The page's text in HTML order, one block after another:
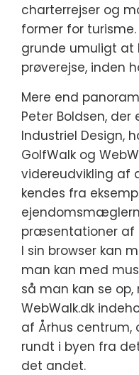
charterrejser og
former for
grunde umuligt at
prøverejse, inden
Mere end
Peter Boldsen, der
Industriel Design,
GolfWalk og
videreudvikling af
kendes fra
præsentationer af
I sin browser kan
man kan med
så man kan se
WebWalk.dk
af Århus centrum,
rundt i byen fra
det andet.